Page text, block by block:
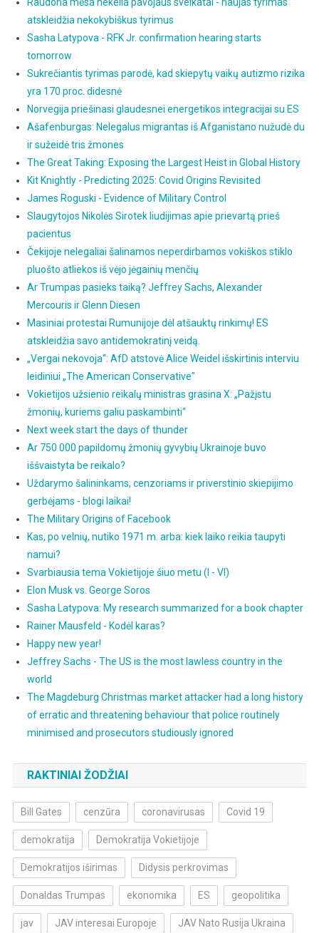
atskleidžia nekokybiškus tyrimus
Sasha Latypova - RFK Jr. confirmation hearing starts
tomorrow
Sukrečiantis tyrimas parodė, kad skiepytų vaikų autizmo rizika
yra 170 proc. didesnė
Norvegija priešinasi glaudesnei energetikos integracijai su ES
Ašafenburgas: Nelegalus migrantas iš Afganistano nužudė du
ir sužeidė tris žmones
The Great Taking: Exposing the Largest Heist in Global History
Kit Knightly - Predicting 2025: Covid Origins Revisited
James Roguski - Evidence of Military Control
Slaugytojos Nikolės Sirotek liudijimas apie prievartą prieš
pacientus
Čekijoje nelegaliai šalinamos neperdirbamos vokiškos stiklo
pluošto atliekos iš vėjo jėgainių menčių
Ar Trumpas pasieks taiką? Jeffrey Sachs, Alexander
Mercouris ir Glenn Diesen
Masiniai protestai Rumunijoje dėl atšauktų rinkimų! ES
atskleidžia savo antidemokratinį veidą.
„Vergai nekovoja“: AfD atstovė Alice Weidel išskirtinis interviu
leidiniui „The American Conservative"
Vokietijos užsienio reikalų ministras grasina X: „Pažįstu
žmonių, kuriems galiu paskambinti“
Next week start the days of thunder
Ar 750 000 papildomų žmonių gyvybių Ukrainoje buvo
iššvaistyta be reikalo?
Uždarymo šalininkams, cenzoriams ir priverstinio skiepijimo
gerbėjams - blogi laikai!
The Military Origins of Facebook
Kas, po velnių, nutiko 1971 m. arba: kiek laiko reikia taupyti
namui?
Svarbiausia tema Vokietijoje šiuo metu (I - VI)
Elon Musk vs. George Soros
Sasha Latypova: My research summarized for a book chapter
Rainer Mausfeld - Kodėl karas?
Happy new year!
Jeffrey Sachs - The US is the most lawless country in the
world
The Magdeburg Christmas market attacker had a long history
of erratic and threatening behaviour that police routinely
minimised and prosecutors studiously ignored
RAKTINIAI ŽODŽIAI
Bill Gates cenzūra coronavirusas Covid 19
demokratija Demokratija Vokietijoje
Demokratijos iširimas Didysis perkrovimas
Donaldas Trumpas ekonomika ES geopolitika
jav JAV interesai Europoje JAV Nato Rusija Ukraina